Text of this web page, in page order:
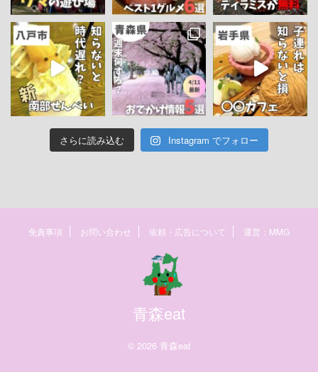
さらに読み込む Instagram でフォロー
免責事項 お問い合わせ 依頼・広告について 運営：MMG
青森eat
© 2026 青森eat